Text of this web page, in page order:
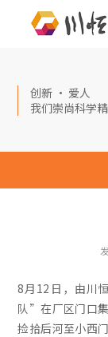
创新 · 爱人
我们崇尚科学
8月12日，由川
队”在厂区门口
捡拾后河至小西